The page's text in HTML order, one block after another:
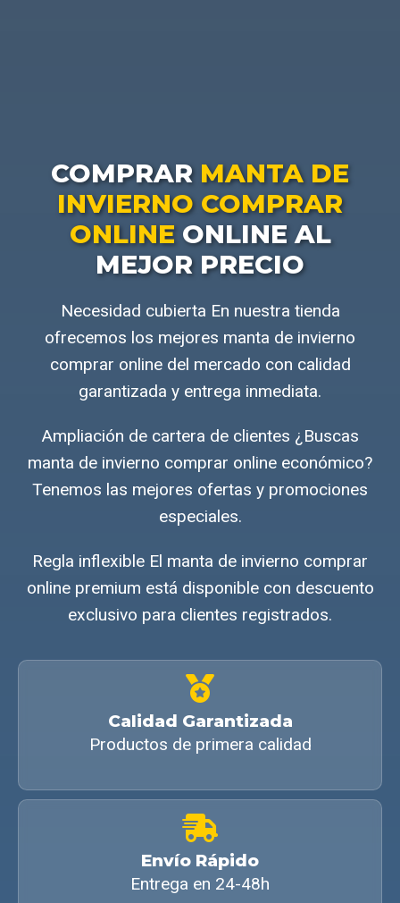
COMPRAR MANTA DE
INVIERNO COMPRAR
ONLINEONLINE AL
MEJOR PRECIO
Necesidad cubierta En nuestra tienda
ofrecemos los mejores manta de invierno
comprar online del mercado con calidad
garantizada y entrega inmediata.
Ampliación de cartera de clientes ¿Buscas
manta de invierno comprar online económico?
Tenemos las mejores ofertas y promociones
especiales.
Regla inflexible El manta de invierno comprar
online premium está disponible con descuento
exclusivo para clientes registrados.
Calidad Garantizada
Productos de primera calidad
Envío Rápido
Entrega en 24-48h